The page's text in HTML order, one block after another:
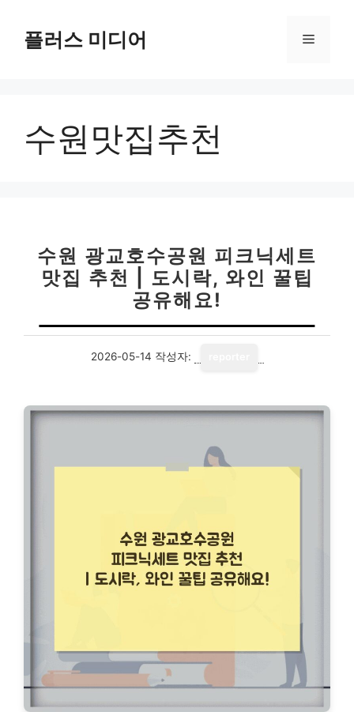
플러스 미디어 메
수원맛집추천
수원 광교호수공원 피크닉세트
맛집 추천 | 도시락, 와인 꿀팁
공유해요!
2026-05-14 작성자: